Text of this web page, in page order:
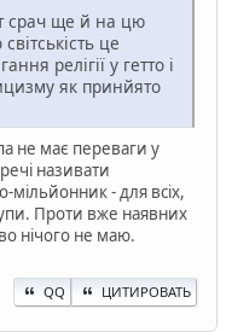
срач ще й на цю
це
релігії у гетто і
як принйято
не має переваги у
називати
мільйонник - для всіх,
Проти вже наявних
нічого не маю.
QQ ЦИТИРОВАТЬ